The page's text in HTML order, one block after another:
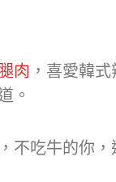
肉 ，喜愛韓
。
，不吃牛的你